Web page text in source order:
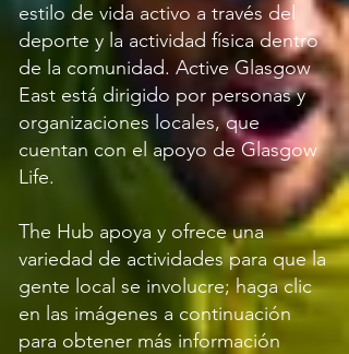
estilo de vida activo a través del
deporte y la actividad física dentro
de la comunidad. Active Glasgow
East está dirigido por personas y
organizaciones locales, que
cuentan con el apoyo de Glasgow
Life.
The Hub apoya y ofrece una
variedad de actividades para que la
gente local se involucre; haga clic
en las imágenes a continuación
para obtener más información